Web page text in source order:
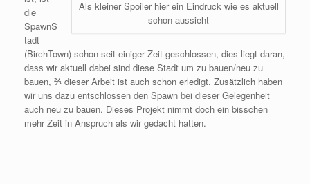
Als kleiner Spoiler hier ein Eindruck wie es aktuell
schon aussieht
die
SpawnS
tadt
(BirchTown) schon seit einiger Zeit geschlossen, dies liegt daran,
dass wir aktuell dabei sind diese Stadt um zu bauen/neu zu
bauen, ⅔ dieser Arbeit ist auch schon erledigt. Zusätzlich haben
wir uns dazu entschlossen den Spawn bei dieser Gelegenheit
auch neu zu bauen. Dieses Projekt nimmt doch ein bisschen
mehr Zeit in Anspruch als wir gedacht hatten.